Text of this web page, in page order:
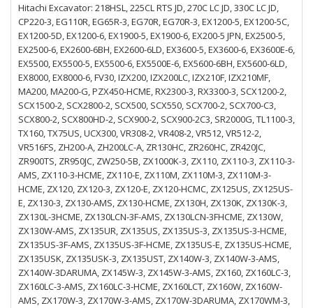
Hitachi Excavator: 218HSL, 225CL RTS JD, 270C LC JD, 330C LC JD,
CP220-3, EG110R, EG65R-3, EG70R, EG70R-3, EX1200-5, EX1200-5C,
EX1200-5D, EX1200-6, EX1900-5, EX1900-6, EX200-5 JPN, EX2500-5,
EX2500-6, EX2600-6BH, EX2600-6LD, EX3600-5, EX3600-6, EX3600E-6,
EX5500, EX5500-5, EX5500-6, EX5500E-6, EX5600-6BH, EX5600-6LD,
EX8000, EX8000-6, FV30, IZX200, IZX200LC, IZX210F, IZX210MF,
MA200, MA200-G, PZX450-HCME, RX2300-3, RX3300-3, SCX1200-2,
SCX1500-2, SCX2800-2, SCX500, SCX550, SCX700-2, SCX700-C3,
SCX800-2, SCX800HD-2, SCX900-2, SCX900-2C3, SR2000G, TL1100-3,
TX160, TX75US, UCX300, VR308-2, VR408-2, VR512, VR512-2,
VR516FS, ZH200-A, ZH200LC-A, ZR130HC, ZR260HC, ZR420JC,
ZR900TS, ZR950JC, ZW250-5B, ZX1000K-3, ZX110, ZX110-3, ZX110-3-
AMS, ZX110-3-HCME, ZX110-E, ZX110M, ZX110M-3, ZX110M-3-
HCME, ZX120, ZX120-3, ZX120-E, ZX120-HCMC, ZX125US, ZX125US-
E, ZX130-3, ZX130-AMS, ZX130-HCME, ZX130H, ZX130K, ZX130K-3,
ZX130L-3HCME, ZX130LCN-3F-AMS, ZX130LCN-3FHCME, ZX130W,
ZX130W-AMS, ZX135UR, ZX135US, ZX135US-3, ZX135US-3-HCME,
ZX135US-3F-AMS, ZX135US-3F-HCME, ZX135US-E, ZX135US-HCME,
ZX135USK, ZX135USK-3, ZX135UST, ZX140W-3, ZX140W-3-AMS,
ZX140W-3DARUMA, ZX145W-3, ZX145W-3-AMS, ZX160, ZX160LC-3,
ZX160LC-3-AMS, ZX160LC-3-HCME, ZX160LCT, ZX160W, ZX160W-
AMS, ZX170W-3, ZX170W-3-AMS, ZX170W-3DARUMA, ZX170WM-3,